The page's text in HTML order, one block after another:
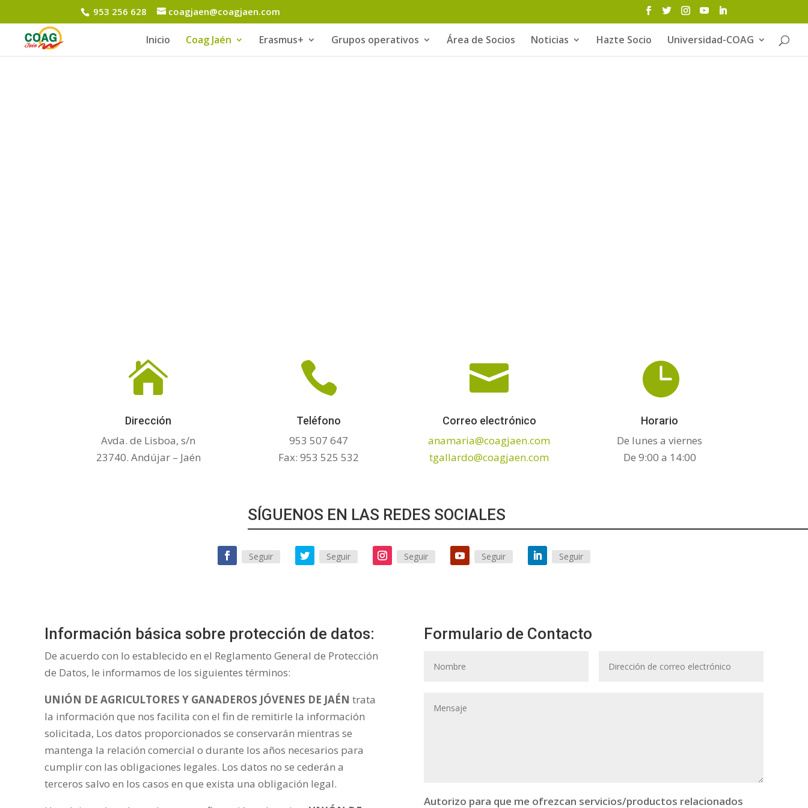
953 256 628 coagjaen@coagjaen.com
Inicio Coag Jaén Erasmus+ Grupos operativos Área de Socios Noticias Hazte Socio Universidad-COAG

Dirección
Avda. de Lisboa, s/n
23740. Andújar – Jaén

Teléfono
953 507 647
Fax: 953 525 532

Correo electrónico
anamaria@coagjaen.com
tgallardo@coagjaen.com

Horario
De lunes a viernes
De 9:00 a 14:00
SÍGUENOS EN LAS REDES SOCIALES
Seguir Seguir Seguir Seguir Seguir
Información básica sobre protección de datos:
De acuerdo con lo establecido en el Reglamento General de Protección
de Datos, le informamos de los siguientes términos:
UNIÓN DE AGRICULTORES Y GANADEROS JÓVENES DE JAÉN trata
la información que nos facilita con el fin de remitirle la información
solicitada, Los datos proporcionados se conservarán mientras se
mantenga la relación comercial o durante los años necesarios para
cumplir con las obligaciones legales. Los datos no se cederán a
terceros salvo en los casos en que exista una obligación legal.
Formulario de Contacto
Autorizo para que me ofrezcan servicios/productos relacionados